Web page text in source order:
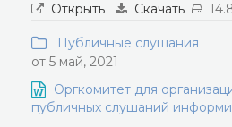
Открыть
Скачать
Публичные слушания
от 5 май, 2021
Оргкомитет для
публичных слушаний